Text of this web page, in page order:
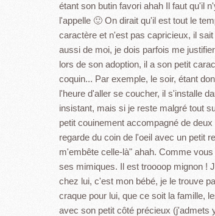
étant son butin favori ahah Il faut qu'il
l'appelle 🙂 On dirait qu'il est tout le
caractère et n'est pas capricieux, il
aussi de moi, je dois parfois me
lors de son adoption, il a son petit
coquin... Par exemple, le soir, étant
l'heure d'aller se coucher, il s'installe
insistant, mais si je reste malgré tout
petit couinement accompagné de
regarde du coin de l'oeil avec un petit
m'embête celle-là" ahah. Comme
ses mimiques. Il est troooop mignon !
chez lui, c'est mon bébé, je le trouve
craque pour lui, que ce soit la famille,
avec son petit côté précieux (j'admets